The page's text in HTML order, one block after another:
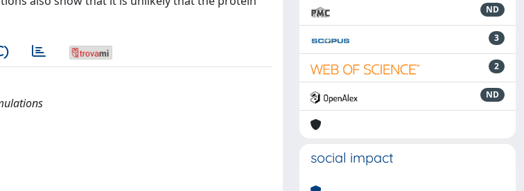
ND
3
2
ND
social impact